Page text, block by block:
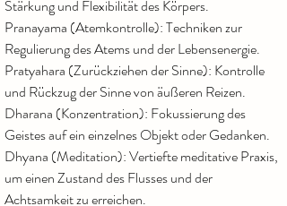
Stärkung und Flexibilität des Körpers.
Pranayama (Atemkontrolle): Techniken zur
Regulierung des Atems und der Lebensenergie.
Pratyahara (Zurückziehen der Sinne): Kontrolle
und Rückzug der Sinne von äußeren Reizen.
Dharana (Konzentration): Fokussierung des
Geistes auf ein einzelnes Objekt oder Gedanken.
Dhyana (Meditation): Vertiefte meditative Praxis,
um einen Zustand des Flusses und der
Achtsamkeit zu erreichen.